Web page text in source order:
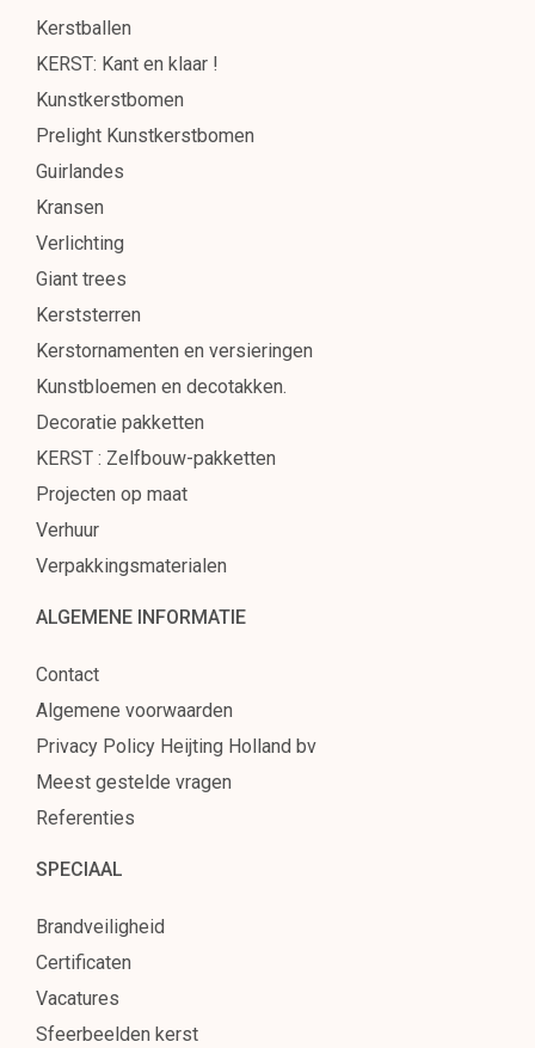
Kerstballen
KERST: Kant en klaar !
Kunstkerstbomen
Prelight Kunstkerstbomen
Guirlandes
Kransen
Verlichting
Giant trees
Kerststerren
Kerstornamenten en versieringen
Kunstbloemen en decotakken.
Decoratie pakketten
KERST : Zelfbouw-pakketten
Projecten op maat
Verhuur
Verpakkingsmaterialen
ALGEMENE INFORMATIE
Contact
Algemene voorwaarden
Privacy Policy Heijting Holland bv
Meest gestelde vragen
Referenties
SPECIAAL
Brandveiligheid
Certificaten
Vacatures
Sfeerbeelden kerst